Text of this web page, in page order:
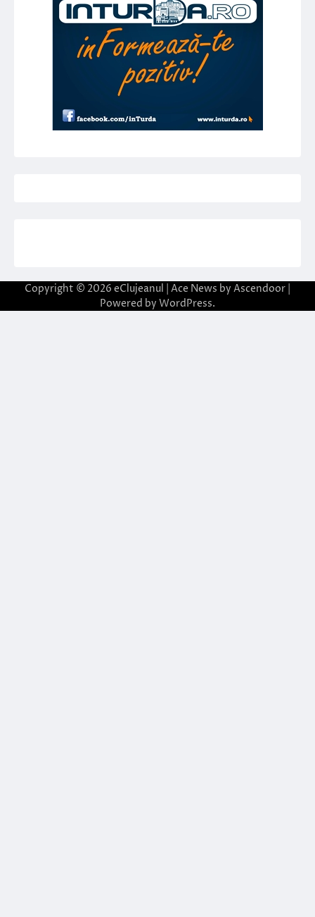
Copyright © 2026 eClujeanul | Ace News by Ascendoor
Powered by WordPress.